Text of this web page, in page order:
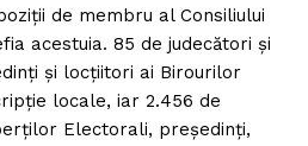
de membru al Consiliului
acestuia. 85 de judecători şi
şi locţiitori ai Birourilor
locale, iar 2.456 de
Electorali, preşedinţi,